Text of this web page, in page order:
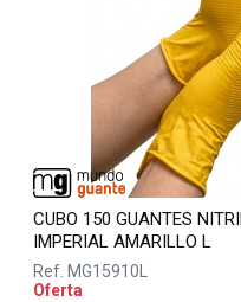
CUBO 150 GUANTES
IMPERIAL AMARILLO L
Ref. MG15910L
Oferta